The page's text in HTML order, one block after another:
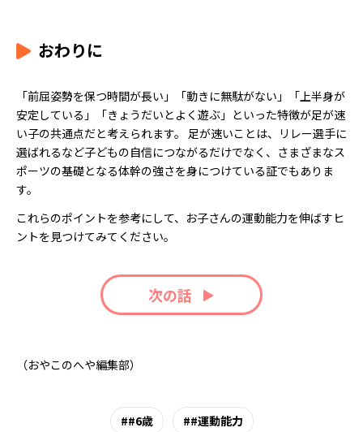
おわりに
「前屈姿勢を保つ時間が長い」「動きに無駄がない」「上半身が
安定している」「きょうだいとよく遊ぶ」といった特徴が足が速
い子の共通点だと考えられます。 足が速いことは、リレー選手に
選ばれるなど子どもの自信につながるだけでなく、さまざまなス
ポーツの基礎となる体幹の強さを身につけている証でもありま
す。
これらのポイントを参考にして、お子さんの運動能力を伸ばすヒ
ントを見つけてみてください。
次の話
（おやこのへや編集部）
#6歳 #運動能力